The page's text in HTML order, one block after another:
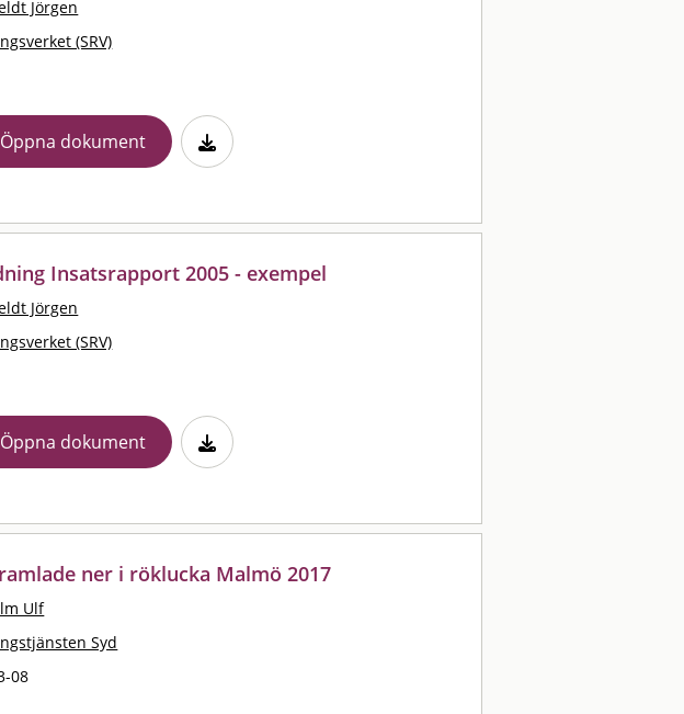
Jörgen
(SRV)
Öppna dokument
Insatsrapport 2005 - exempel
Jörgen
(SRV)
Öppna dokument
ner i röklucka Malmö 2017
Ulf
Syd
08